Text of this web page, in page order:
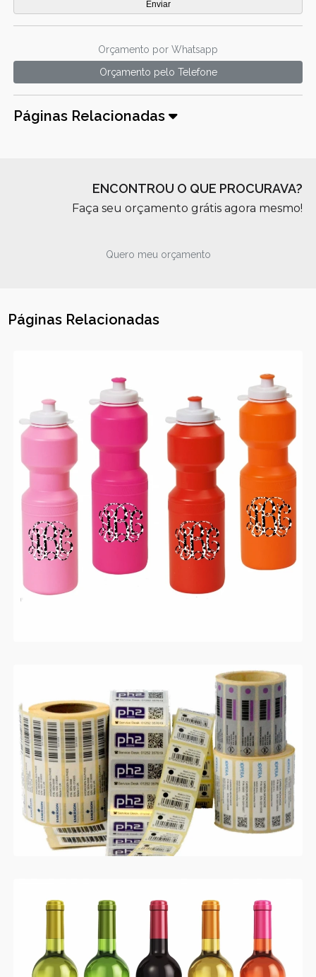
Orçamento por Whatsapp
Orçamento pelo Telefone
Páginas Relacionadas
ENCONTROU O QUE PROCURAVA?
Faça seu orçamento grátis agora mesmo!
Quero meu orçamento
Páginas Relacionadas